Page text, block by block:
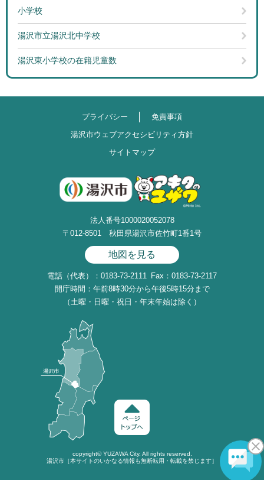
小学校
湯沢市立湯沢北中学校
湯沢東小学校の在籍児童数
プライバシー
免責事項
湯沢市ウェブアクセシビリティ方針
サイトマップ
法人番号1000020052078
〒012-8501 秋田県湯沢市佐竹町1番1号
地図を見る
電話（代表）：0183-73-2111 Fax：0183-73-2117
開庁時間：午前8時30分から午後5時15分まで
（土曜・日曜・祝日・年末年始は除く）
copyright©YUZAWACity. All rights reserved.
湯沢市［本サイトのいかなる情報も無断転用・転載を禁じます］